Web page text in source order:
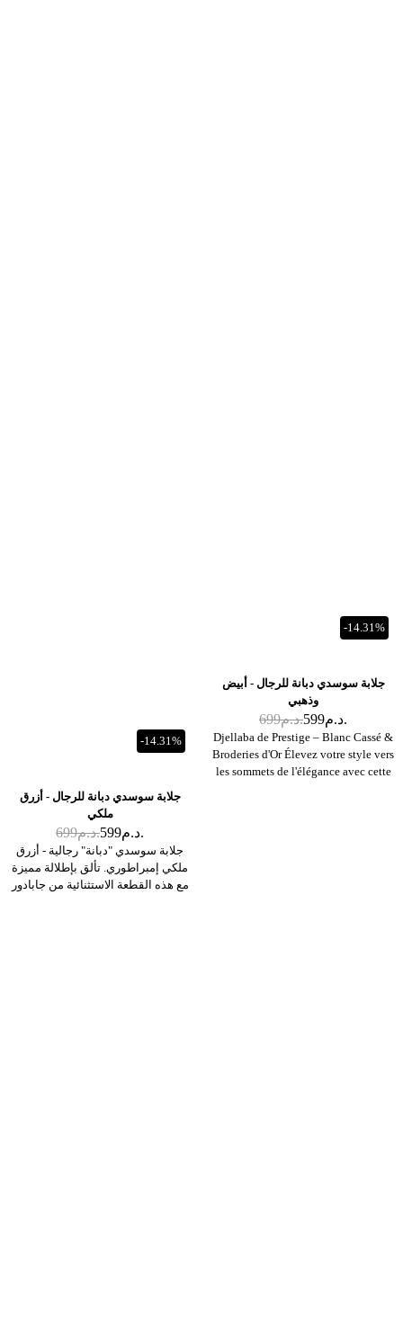
-14.31%
جلابة سوسدي دبانة للرجال - أبيض
وذهبي
699 د.م.599 د.م.
Djellaba de Prestige – Blanc Cassé &
Broderies d'Or Élevez votre style vers
les sommets de l'élégance avec cette
-14.31%
جلابة سوسدي دبانة للرجال - أزرق
ملكي
699 د.م.599 د.م.
جلابة سوسدي "دبانة" رجالية - أزرق
ملكي إمبراطوري. تألق بإطلالة مميزة
مع هذه القطعة الاستثنائية من جابادور